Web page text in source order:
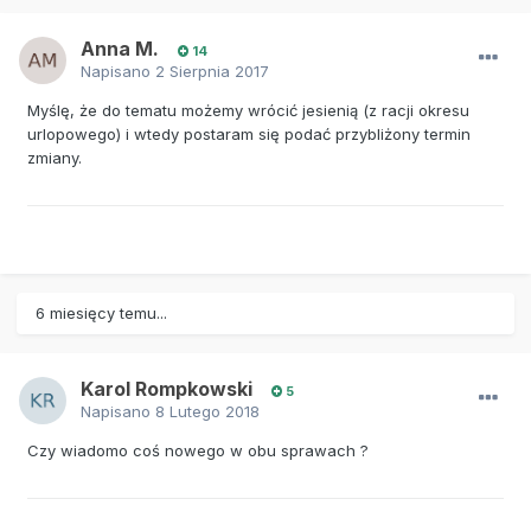
Anna M. 14
Napisano 2 Sierpnia 2017
Myślę, że do tematu możemy wrócić jesienią (z racji okresu
urlopowego) i wtedy postaram się podać przybliżony termin
zmiany.
6 miesięcy temu...
Karol Rompkowski 5
Napisano 8 Lutego 2018
Czy wiadomo coś nowego w obu sprawach ?